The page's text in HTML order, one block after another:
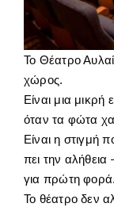
Το Θέατρο
χώρος.
Είναι μια
όταν τα φώτα
Είναι η στιγμή
πει την
για πρώτη φορά.
Το θέατρο δεν